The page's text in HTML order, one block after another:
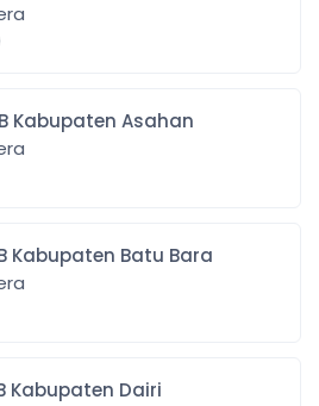
PBB Kabupaten Asahan
PBB Kabupaten Batu Bara
PBB Kabupaten Dairi